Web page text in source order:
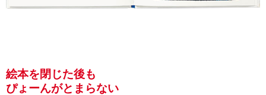
絵本を閉じた後も
ぴょーんがとまらない